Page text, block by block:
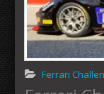
Ferrari